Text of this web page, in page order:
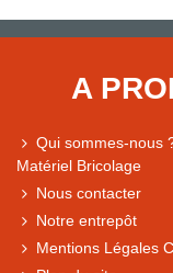
A
Qui sommes-nous
Matériel Bricolage
Nous contacter
Notre entrepôt
Mentions Légales